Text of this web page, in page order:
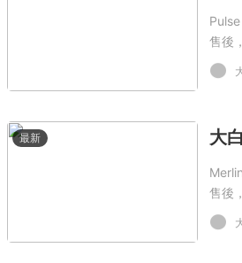
售後
最新
售後